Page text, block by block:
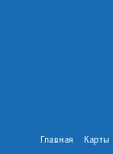
Главная Карты